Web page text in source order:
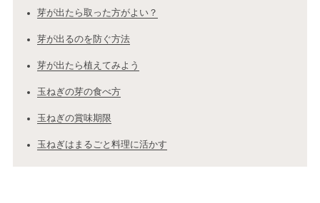
芽が出たら取った方がよい？
芽が出るのを防ぐ方法
芽が出たら植えてみよう
玉ねぎの芽の食べ方
玉ねぎの賞味期限
玉ねぎはまるごと料理に活かす